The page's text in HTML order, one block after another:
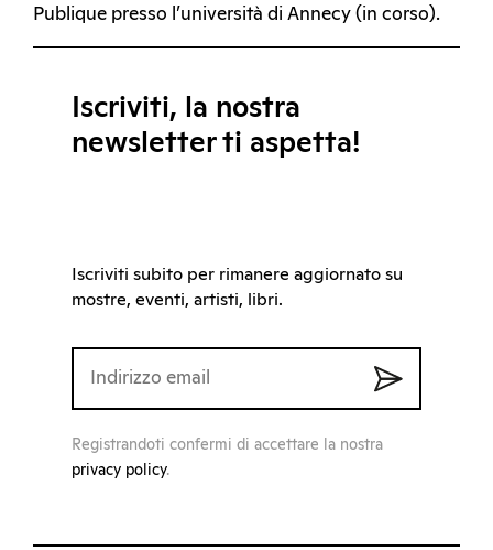
Publique presso l’università di Annecy (in corso).
Iscriviti, la nostra
newsletter ti aspetta!
Iscriviti subito per rimanere aggiornato su
mostre, eventi, artisti, libri.
Registrandoti confermi di accettare la nostra
privacy policy.